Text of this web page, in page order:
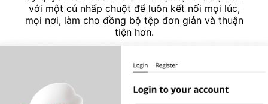
với một cú nhấp chuột để luôn kết nối mọi lúc,
mọi nơi, làm cho đồng bộ tệp đơn giản và thuận
tiện hơn.